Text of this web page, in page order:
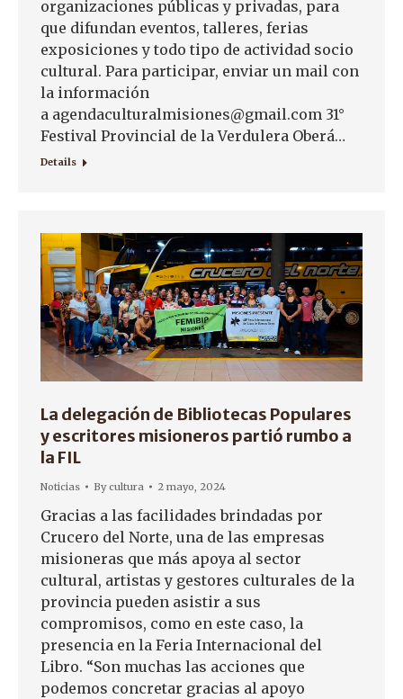
organizaciones públicas y privadas, para
que difundan eventos, talleres, ferias
exposiciones y todo tipo de actividad socio
cultural. Para participar, enviar un mail con
la información
a agendaculturalmisiones@gmail.com 31°
Festival Provincial de la Verdulera Oberá…
Details
La delegación de Bibliotecas Populares
y escritores misioneros partió rumbo a
la FIL
Noticias Bycultura 2 mayo, 2024
Gracias a las facilidades brindadas por
Crucero del Norte, una de las empresas
misioneras que más apoya al sector
cultural, artistas y gestores culturales de la
provincia pueden asistir a sus
compromisos, como en este caso, la
presencia en la Feria Internacional del
Libro. “Son muchas las acciones que
podemos concretar gracias al apoyo